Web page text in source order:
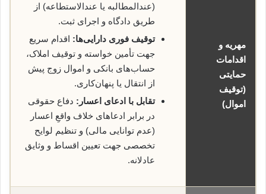
مهریه و
اقدامات
حمایتی
(توقیف
اموال)
(عندالمطالبه یا عندالاستطاعه) از
طریق دادگاه و اجرای ثبت.
توقیف فوری دارایی‌ها: اقدام سریع
جهت تأمین خواسته و توقیف املاک،
حساب‌های بانکی و اموال زوج پیش
از انتقال یا پنهان‌کاری.
تقابل با ادعای اعسار: دفاع حقوقی
در برابر ادعاهای خلاف واقعِ اعسار
(عدم توانایی مالی) و تنظیم لوایح
تخصصی جهت تعیین اقساط و وثایق
عادلانه.